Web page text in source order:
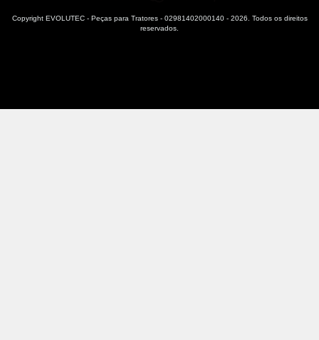
Copyright EVOLUTEC - Peças para Tratores - 02981402000140 - 2026. Todos os direitos
reservados.